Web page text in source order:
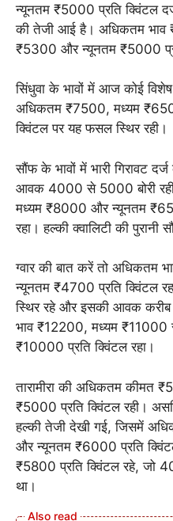
न्यूनतम ₹5000 प्रति क्विंटल
की तेजी आई है। अधिकतम
₹5300 और न्यूनतम ₹5000
सिंधुवा के भावों में आज कोई विशेष
अधिकतम ₹7500, मध्यम
क्विंटल पर यह फसल स्थिर रही।
सौंफ के भावों में भारी गिरावट
आवक 4000 से 5000 बोरी
मध्यम ₹8000 और न्यूनतम
रहा। हल्की क्वालिटी की
ग्वार की बात करें तो
न्यूनतम ₹4700 प्रति क्विंटल
स्थिर रहे और इसकी आवक
भाव ₹12200, मध्यम
₹10000 प्रति क्विंटल रहा।
तारामीरा की अधिकतम कीमत
₹5000 प्रति क्विंटल रही।
हल्की तेजी देखी गई, जिसमें
और न्यूनतम ₹6000 प्रति
₹5800 प्रति क्विंटल रहे, जो
था।